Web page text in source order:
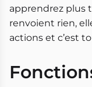
apprendrez plus
renvoient rien,
actions et c’est